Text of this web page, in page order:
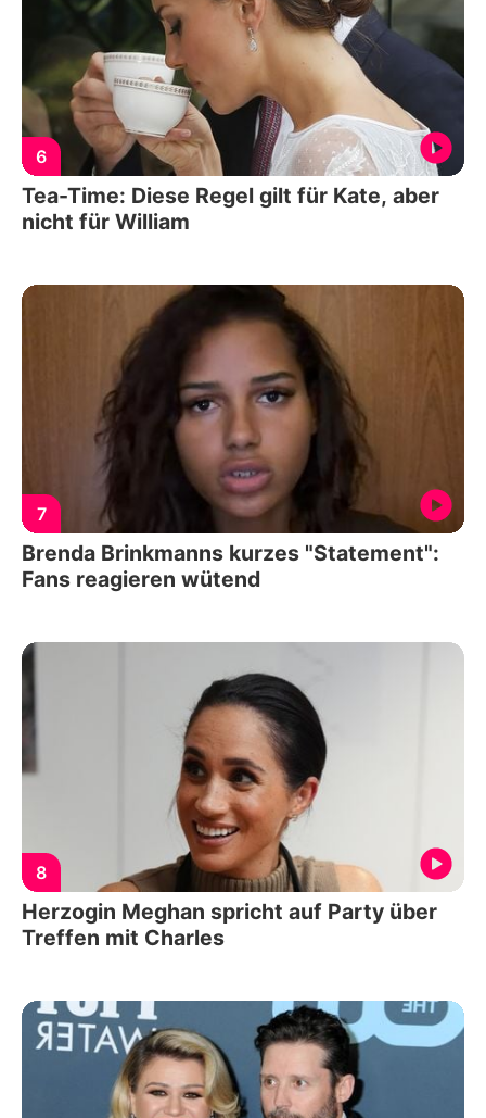
6
Tea-Time: Diese Regel gilt für Kate, aber
nicht für William
7
Brenda Brinkmanns kurzes "Statement":
Fans reagieren wütend
8
Herzogin Meghan spricht auf Party über
Treffen mit Charles